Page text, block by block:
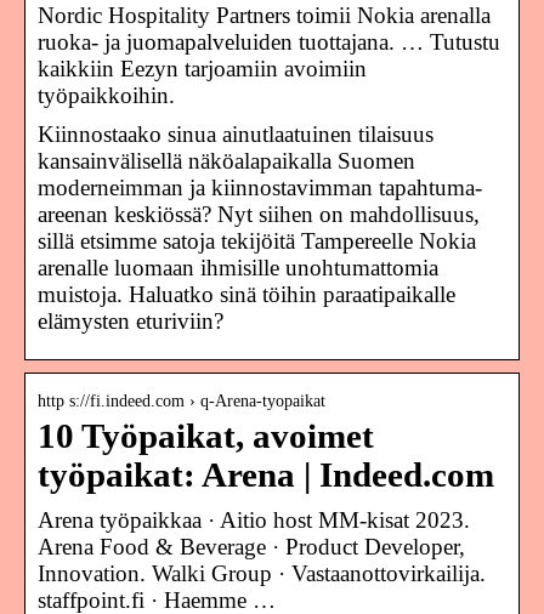
Nordic Hospitality Partners toimii Nokia arenalla
ruoka- ja juomapalveluiden tuottajana. … Tutustu
kaikkiin Eezyn tarjoamiin avoimiin
työpaikkoihin.
Kiinnostaako sinua ainutlaatuinen tilaisuus
kansainvälisellä näköalapaikalla Suomen
moderneimman ja kiinnostavimman tapahtuma-
areenan keskiössä? Nyt siihen on mahdollisuus,
sillä etsimme satoja tekijöitä Tampereelle Nokia
arenalle luomaan ihmisille unohtumattomia
muistoja. Haluatko sinä töihin paraatipaikalle
elämysten eturiviin?
http s://fi.indeed.com › q-Arena-tyopaikat
10 Työpaikat, avoimet
työpaikat: Arena | Indeed.com
Arena työpaikkaa · Aitio host MM-kisat 2023.
Arena Food & Beverage · Product Developer,
Innovation. Walki Group · Vastaanottovirkailija.
staffpoint.fi · Haemme …